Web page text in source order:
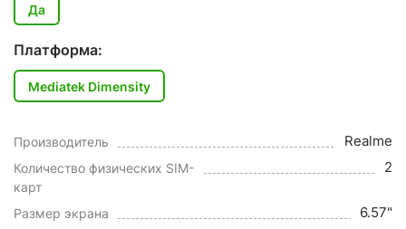
Да
Платформа:
Mediatek Dimensity
Производитель Realme
Количество физических SIM-
карт
2
Размер экрана 6.57"